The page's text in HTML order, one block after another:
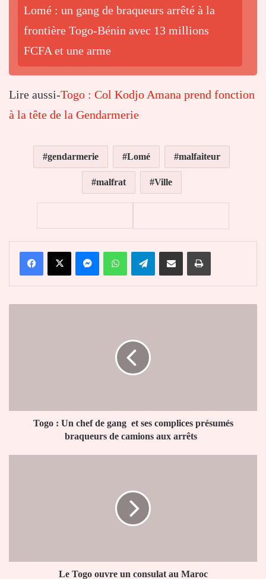
Lomé : un gang de braqueurs arrêté à la
frontière Togo-Bénin avec 13 millions
FCFA et une arme
Lire aussi-Togo : Col Kodjo Amana prend fonction
à la tête de la Gendarmerie
gendarmerie Lomé malfaiteur
malfrat Ville
FacebookX MessengerWhatsAppTelegramPartager par email Imprimer
présumés
braqueursTogo : Un chef de gang et ses complices présumés
braqueurs de camions aux arrêts
Le Togo ouvre un consulat au Maroc